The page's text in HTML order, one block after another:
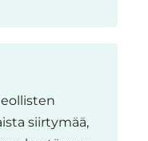
siirtymää,